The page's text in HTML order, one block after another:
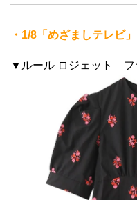
・1/8「めざましテレビ
▼ルール ロジェット フ